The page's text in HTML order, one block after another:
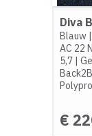
Diva
Blauw |
AC 22
5,7 |
€